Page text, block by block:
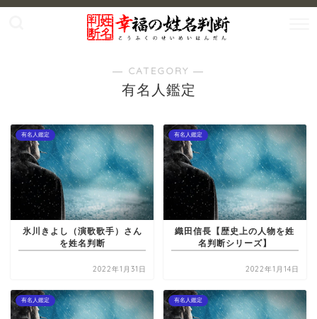
― CATEGORY ―
有名人鑑定
有名人鑑定
氷川きよし（演歌歌手）さん
を姓名判断
2022年1月31日
有名人鑑定
織田信長【歴史上の人物を姓
名判断シリーズ】
2022年1月14日
有名人鑑定 有名人鑑定